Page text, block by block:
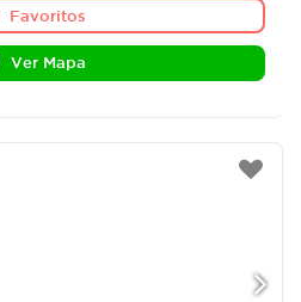
Favoritos
Ver Mapa